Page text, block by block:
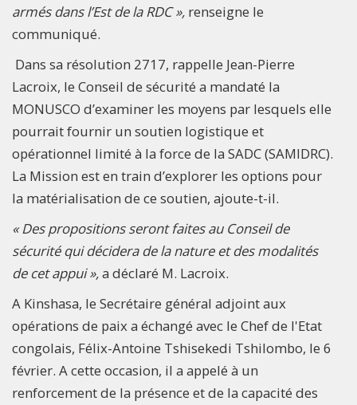
armés dans l’Est de la RDC », renseigne le
communiqué.
Dans sa résolution 2717, rappelle Jean-Pierre
Lacroix, le Conseil de sécurité a mandaté la
MONUSCO d’examiner les moyens par lesquels elle
pourrait fournir un soutien logistique et
opérationnel limité à la force de la SADC (SAMIDRC).
La Mission est en train d’explorer les options pour
la matérialisation de ce soutien, ajoute-t-il.
« Des propositions seront faites au Conseil de
sécurité qui décidera de la nature et des modalités
de cet appui »,a déclaré M. Lacroix.
A Kinshasa, le Secrétaire général adjoint aux
opérations de paix a échangé avec le Chef de l'Etat
congolais, Félix-Antoine Tshisekedi Tshilombo, le 6
février. A cette occasion, il a appelé à un
renforcement de la présence et de la capacité des